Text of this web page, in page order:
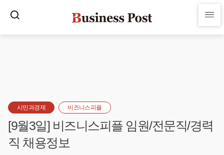
시민과경제 비즈니스피플
[9월3일] 비즈니스피플 임원/전문직/경력
직 채용정보